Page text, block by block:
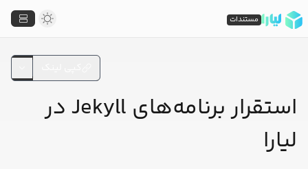
استقرار برنامه‌های Jekyll در
لیارا
مستندات